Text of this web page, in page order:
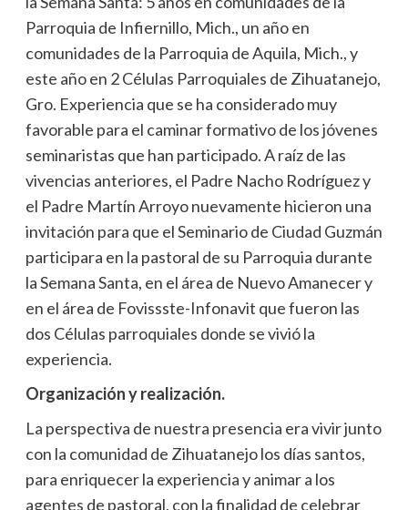
Parroquia de Infiernillo, Mich., un año en
comunidades de la Parroquia de Aquila, Mich., y
este año en 2 Células Parroquiales de Zihuatanejo,
Gro. Experiencia que se ha considerado muy
favorable para el caminar formativo de los jóvenes
seminaristas que han participado. A raíz de las
vivencias anteriores, el Padre Nacho Rodríguez y
el Padre Martín Arroyo nuevamente hicieron una
invitación para que el Seminario de Ciudad Guzmán
participara en la pastoral de su Parroquia durante
la Semana Santa, en el área de Nuevo Amanecer y
en el área de Fovissste-Infonavit que fueron las
dos Células parroquiales donde se vivió la
experiencia.
Organización y realización.
La perspectiva de nuestra presencia era vivir junto
con la comunidad de Zihuatanejo los días santos,
para enriquecer la experiencia y animar a los
agentes de pastoral, con la finalidad de celebrar